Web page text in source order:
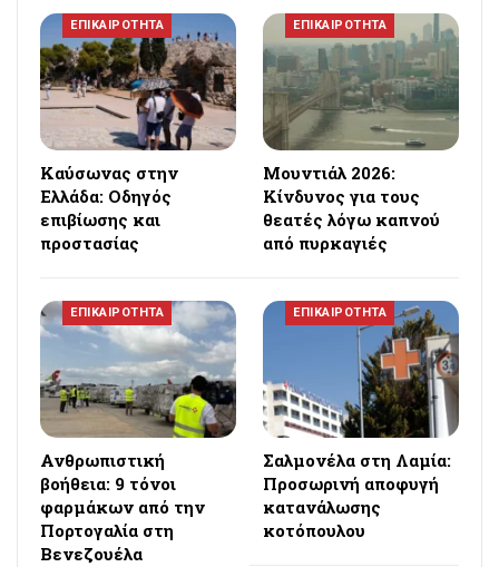
ΕΠΙΚΑΙΡΟΤΗΤΑ
Καύσωνας στην
Ελλάδα: Οδηγός
επιβίωσης και
προστασίας
ΕΠΙΚΑΙΡΟΤΗΤΑ
Μουντιάλ 2026:
Κίνδυνος για τους
θεατές λόγω καπνού
από πυρκαγιές
ΕΠΙΚΑΙΡΟΤΗΤΑ
Ανθρωπιστική
βοήθεια: 9 τόνοι
φαρμάκων από την
Πορτογαλία στη
Βενεζουέλα
ΕΠΙΚΑΙΡΟΤΗΤΑ
Σαλμονέλα στη Λαμία:
Προσωρινή αποφυγή
κατανάλωσης
κοτόπουλου